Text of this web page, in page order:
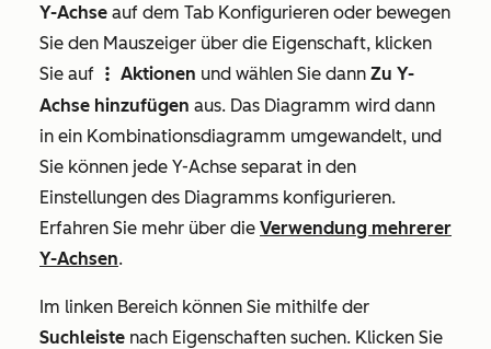
Y-Achse auf dem Tab Konfigurieren oder bewegen
Sie den Mauszeiger über die Eigenschaft, klicken
Sie auf
verticalMenu Aktionen und wählen Sie dann Zu Y-
Achse hinzufügen aus. Das Diagramm wird dann
in ein Kombinationsdiagramm umgewandelt, und
Sie können jede Y-Achse separat in den
Einstellungen des Diagramms konfigurieren.
Erfahren Sie mehr über die Verwendung mehrerer
Y-Achsen.
Im linken Bereich können Sie mithilfe der
Suchleiste nach Eigenschaften suchen. Klicken Sie